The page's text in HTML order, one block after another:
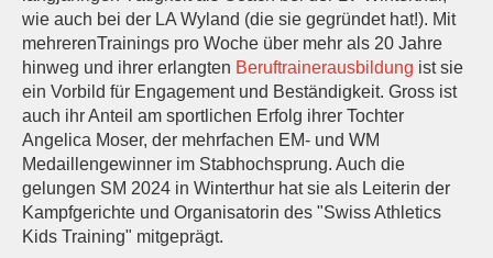
wie auch bei der LA Wyland (die sie gegründet hat!). Mit
mehrerenTrainings pro Woche über mehr als 20 Jahre
hinweg und ihrer erlangten Beruftrainerausbildung ist sie
ein Vorbild für Engagement und Beständigkeit. Gross ist
auch ihr Anteil am sportlichen Erfolg ihrer Tochter
Angelica Moser, der mehrfachen EM- und WM
Medaillengewinner im Stabhochsprung. Auch die
gelungen SM 2024 in Winterthur hat sie als Leiterin der
Kampfgerichte und Organisatorin des "Swiss Athletics
Kids Training" mitgeprägt.